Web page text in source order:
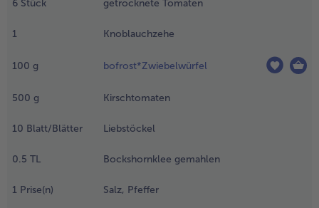
6 Stück getrocknete Tomaten
1 Knoblauchzehe
100 g bofrost*Zwiebelwürfel
500 g Kirschtomaten
10 Blatt/Blätter Liebstöckel
0.5 TL Bockshornklee gemahlen
1 Prise(n) Salz, Pfeffer